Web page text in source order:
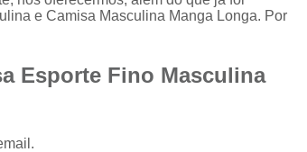
Camisa Branca
e Camisa Masculina Manga Longa. Por
Esporte Fino Masculina